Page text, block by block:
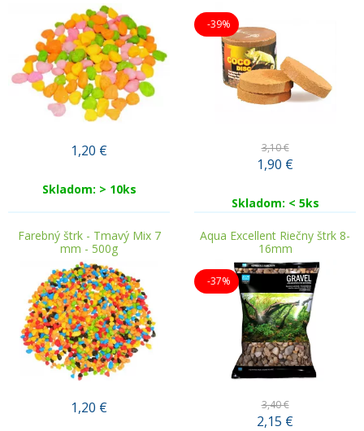
1,20 €
Skladom: > 10ks
-39%
3,10 €
1,90 €
Skladom: < 5ks
Farebný štrk - Tmavý Mix 7
mm - 500g
1,20 €
Aqua Excellent Riečny štrk 8-
16mm
-37%
3,40 €
2,15 €